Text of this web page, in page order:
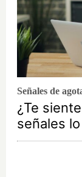
Señales de
¿Te
señales